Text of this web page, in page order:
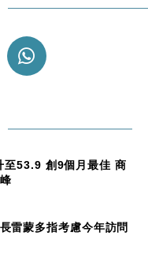
至53.9 創9個月最佳 商
雷蒙多指考慮今年訪問